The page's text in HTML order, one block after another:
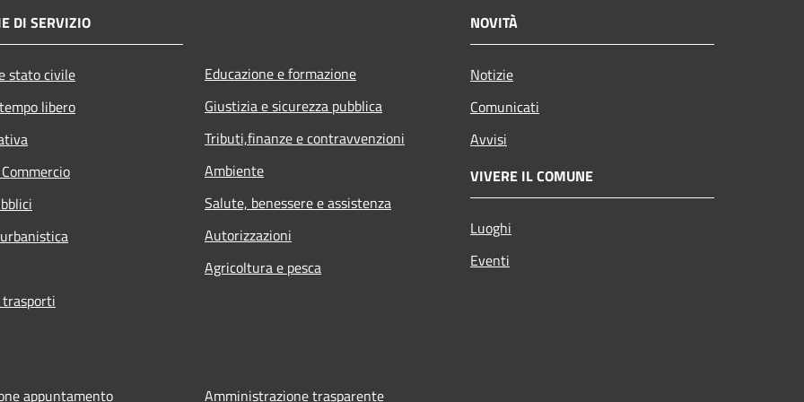
DI SERVIZIO
stato civile
libero
Educazione e formazione
Giustizia e sicurezza pubblica
Tributi,finanze e contravvenzioni
Ambiente
Salute, benessere e assistenza
Autorizzazioni
Agricoltura e pesca
NOVITÀ
Notizie
Comunicati
Avvisi
VIVERE IL COMUNE
Luoghi
Eventi
appuntamento Amministrazione trasparente